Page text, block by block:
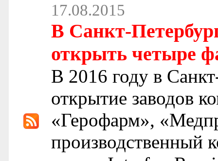
17.08.2015
В Санкт-
открыть четыре
В 2016 году в
открытие заводов
«Герофарм»,
производственный